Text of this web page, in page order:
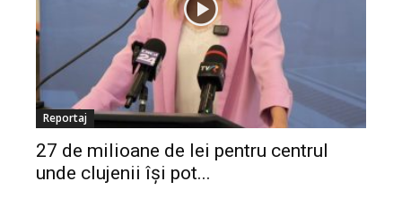
Reportaj
27 de milioane de lei pentru centrul
unde clujenii își pot...